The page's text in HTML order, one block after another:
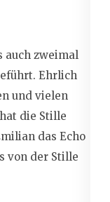
auch zweimal
Ehrlich
und vielen
die Stille
das Echo
von der Stille